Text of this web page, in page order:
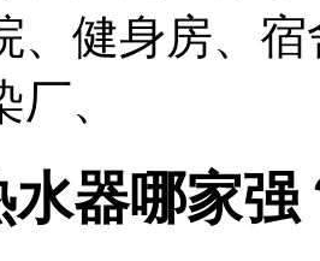
、健身房、
、
水器哪家